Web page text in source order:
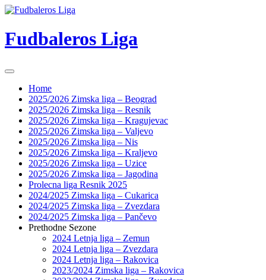
Skip
content
Fudbaleros Liga
Home
2025/2026 Zimska liga – Beograd
2025/2026 Zimska liga – Resnik
2025/2026 Zimska liga – Kragujevac
2025/2026 Zimska liga – Valjevo
2025/2026 Zimska liga – Nis
2025/2026 Zimska liga – Kraljevo
2025/2026 Zimska liga – Uzice
2025/2026 Zimska liga – Jagodina
Prolecna liga Resnik 2025
2024/2025 Zimska liga – Cukarica
2024/2025 Zimska liga – Zvezdara
2024/2025 Zimska liga – Pančevo
Prethodne Sezone
2024 Letnja liga – Zemun
2024 Letnja liga – Zvezdara
2024 Letnja liga – Rakovica
2023/2024 Zimska liga – Rakovica